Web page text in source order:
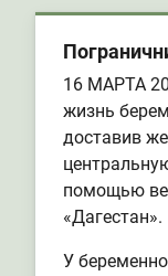
16 МАРТА
жизнь
доставив
помощью
«Дагестан».
У